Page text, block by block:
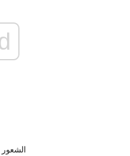
الشعور